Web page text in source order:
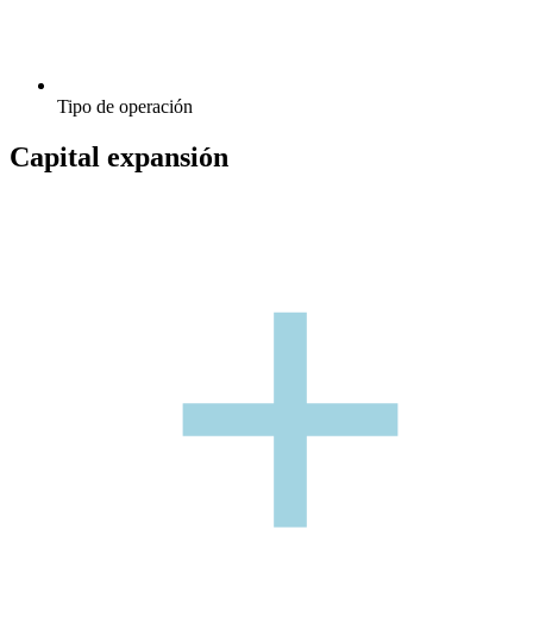
Tipo de operación
Capital expansión+